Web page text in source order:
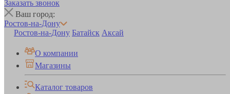
Заказать звонок
Ваш город:
Ростов-на-Дону
Ростов-на-Дону Батайск Аксай
О компании
Магазины
Каталог товаров